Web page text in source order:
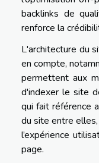
backlinks de
renforce la
L'architecture du
en compte,
permettent aux
d'indexer le site
qui fait référence
du site entre
l’expérience
page.